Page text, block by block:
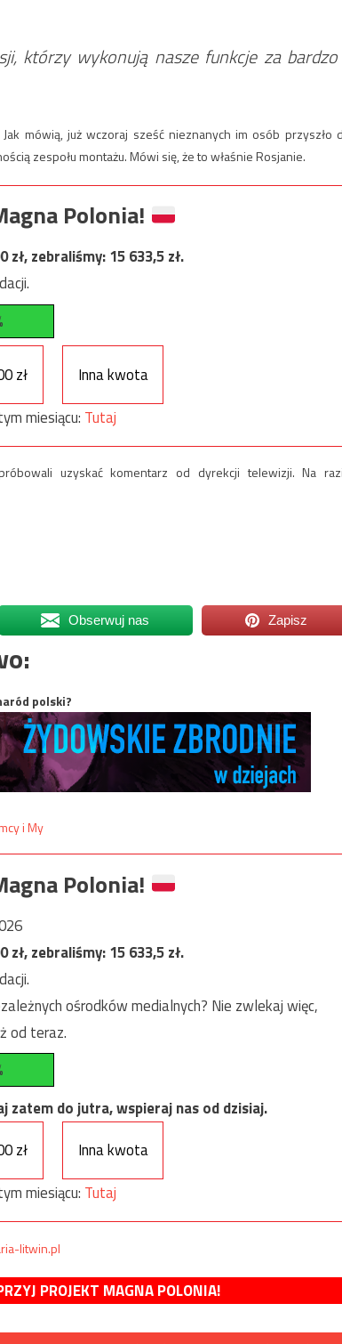
którzy wykonują nasze funkcje za bardzo
mówią, już wczoraj sześć nieznanych im osób przyszło
zespołu montażu. Mówi się, że to właśnie Rosjanie.
Polonia!
zł, zebraliśmy:15 633,5zł.
zł
Inna kwota
miesiącu: Tutaj
uzyskać komentarz od dyrekcji telewizji. Na
Obserwuj nas Zapisz
polski?
Polonia!
zł, zebraliśmy:15 633,5zł.
ośrodków medialnych? Nie zwlekaj więc,
od teraz.
zatem do jutra, wspieraj nas od dzisiaj.
zł
Inna kwota
miesiącu: Tutaj
litwin.pl
PROJEKT MAGNA POLONIA!